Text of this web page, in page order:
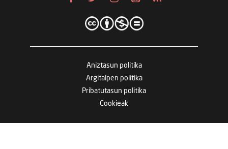
Aniztasun politika
Argitalpen politika
Pribatutasun politika
Cookieak